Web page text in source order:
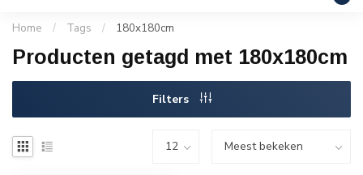
Home / Tags / 180x180cm
Producten getagd met 180x180cm
Filters